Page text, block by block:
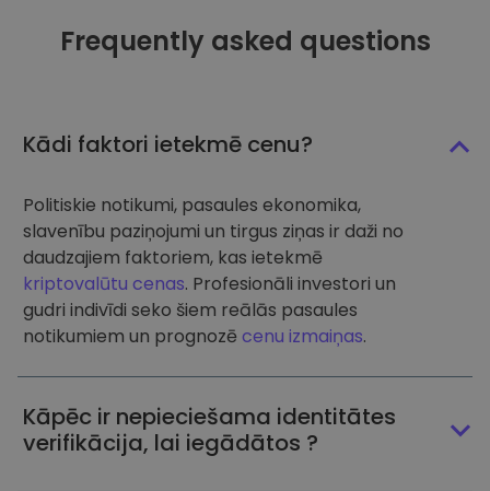
Frequently asked questions
Kādi faktori ietekmē cenu?
Politiskie notikumi, pasaules ekonomika,
slavenību paziņojumi un tirgus ziņas ir daži no
daudzajiem faktoriem, kas ietekmē
kriptovalūtu cenas. Profesionāli investori un
gudri indivīdi seko šiem reālās pasaules
notikumiem un prognozē cenu izmaiņas.
Kāpēc ir nepieciešama identitātes
verifikācija, lai iegādātos ?